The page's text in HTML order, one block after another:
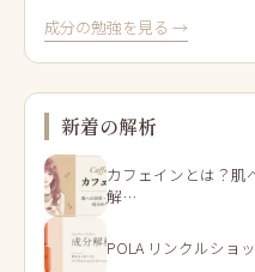
成分の勉強を見る →
新着の解析
カフェインとは？肌
解…
POLA リンクルショ